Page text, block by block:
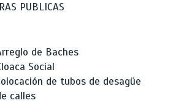
PUBLICAS
de Baches
Social
de tubos de desagüe
calles